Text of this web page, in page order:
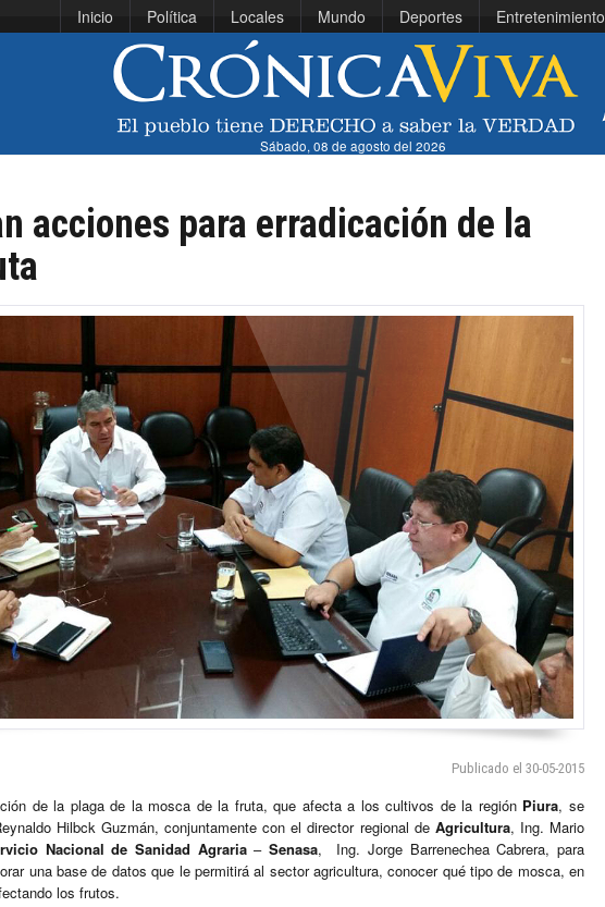
Inicio Política Locales Mundo Deportes Entretenimiento
Sábado, 08 de agosto del 2026
acciones para erradicación de la
Publicado el 30-05-2015
de la plaga de la mosca de la fruta, que afecta a los cultivos de la región Piura, se
Hilbck Guzmán, conjuntamente con el director regional de Agricultura, Ing. Mario
Nacional de Sanidad Agraria–Senasa, Ing. Jorge Barrenechea Cabrera, para
una base de datos que le permitirá al sector agricultura, conocer qué tipo de mosca, en
los frutos.